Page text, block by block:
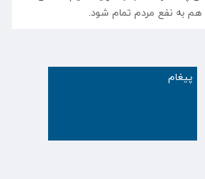
به نفع مردم تمام شود.